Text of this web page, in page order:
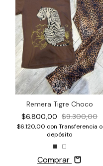
1/3
Remera Tigre Choco
$6.800,00 $9.300,00
$6.120,00 con Transferencia o
depósito
Comprar